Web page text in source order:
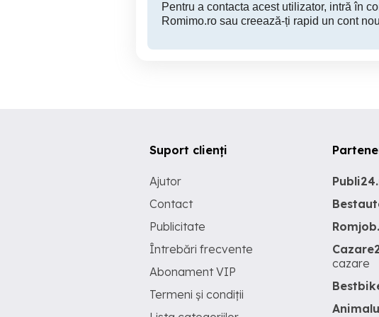
Pentru a contacta acest utilizator, intră în
Romimo.ro sau creează-ți rapid un cont
Suport clienți
Ajutor
Contact
Publicitate
Întrebări frecvente
Abonament VIP
Termeni și condiții
cazare